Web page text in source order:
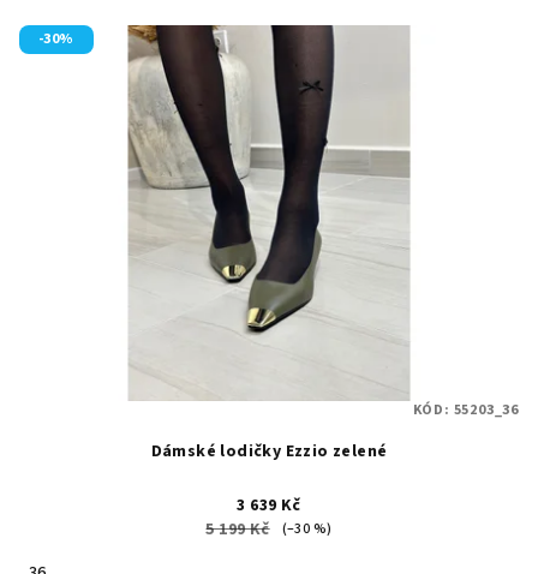
-30%
Dámské lodičky Ezzio zelené
3 639 Kč
5 199 Kč
(–30 %)
KÓD: 55203_36